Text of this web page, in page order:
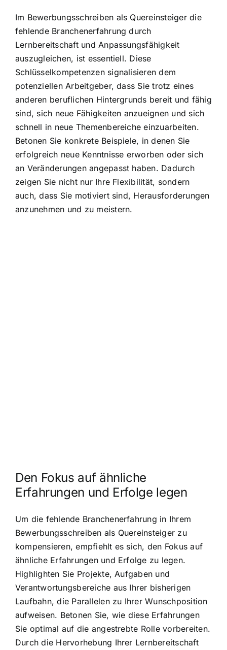
Im Bewerbungsschreiben als Quereinsteiger die
fehlende Branchenerfahrung durch
Lernbereitschaft und Anpassungsfähigkeit
auszugleichen, ist essentiell. Diese
Schlüsselkompetenzen signalisieren dem
potenziellen Arbeitgeber, dass Sie trotz eines
anderen beruflichen Hintergrunds bereit und fähig
sind, sich neue Fähigkeiten anzueignen und sich
schnell in neue Themenbereiche einzuarbeiten.
Betonen Sie konkrete Beispiele, in denen Sie
erfolgreich neue Kenntnisse erworben oder sich
an Veränderungen angepasst haben. Dadurch
zeigen Sie nicht nur Ihre Flexibilität, sondern
auch, dass Sie motiviert sind, Herausforderungen
anzunehmen und zu meistern.
Den Fokus auf ähnliche
Erfahrungen und Erfolge legen
Um die fehlende Branchenerfahrung in Ihrem
Bewerbungsschreiben als Quereinsteiger zu
kompensieren, empfiehlt es sich, den Fokus auf
ähnliche Erfahrungen und Erfolge zu legen.
Highlighten Sie Projekte, Aufgaben und
Verantwortungsbereiche aus Ihrer bisherigen
Laufbahn, die Parallelen zu Ihrer Wunschposition
aufweisen. Betonen Sie, wie diese Erfahrungen
Sie optimal auf die angestrebte Rolle vorbereiten.
Durch die Hervorhebung Ihrer Lernbereitschaft